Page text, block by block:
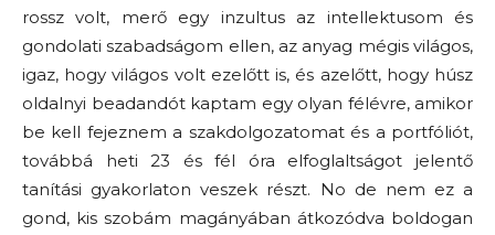
rossz volt, merő egy inzultus az intellektusom és
gondolati szabadságom ellen, az anyag mégis világos,
igaz, hogy világos volt ezelőtt is, és azelőtt, hogy húsz
oldalnyi beadandót kaptam egy olyan félévre, amikor
be kell fejeznem a szakdolgozatomat és a portfóliót,
továbbá heti 23 és fél óra elfoglaltságot jelentő
tanítási gyakorlaton veszek részt. No de nem ez a
gond, kis szobám magányában átkozódva boldogan